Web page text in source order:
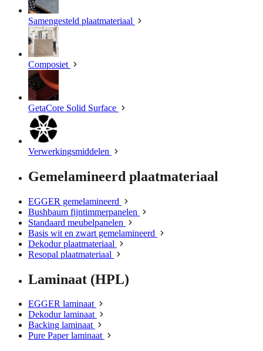
Samengesteld plaatmateriaal
Composiet
GetaCore Solid Surface
Verwerkingsmiddelen
Gemelamineerd plaatmateriaal
EGGER gemelamineerd
Bushbaum fijntimmerpanelen
Standaard meubelpanelen
Basis wit en zwart gemelamineerd
Dekodur plaatmateriaal
Resopal plaatmateriaal
Laminaat (HPL)
EGGER laminaat
Dekodur laminaat
Backing laminaat
Pure Paper laminaat